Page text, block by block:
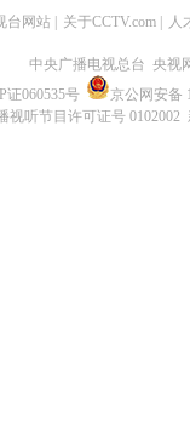
台网站 关于CCTV.com 人
中央广播电视总台 央视
证060535号
京公网安备
视听节目许可证号 0102002